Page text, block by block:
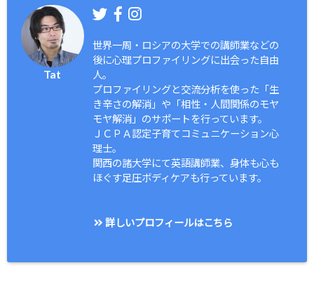
Tat
世界一周・ロシアの大学での講師業などの
後に心理プロファイリングに出会った自由
人。
プロファイリングと交流分析を使った「生
き辛さの解消」や「相性・人間関係のモヤ
モヤ解消」のサポートを行っています。
ＪＣＰＡ認定子育てコミュニケーション心
理士。
関西の諸大学にて英語講師業、身体も心も
ほぐす足圧ボディケアも行っています。
詳しいプロフィールはこちら